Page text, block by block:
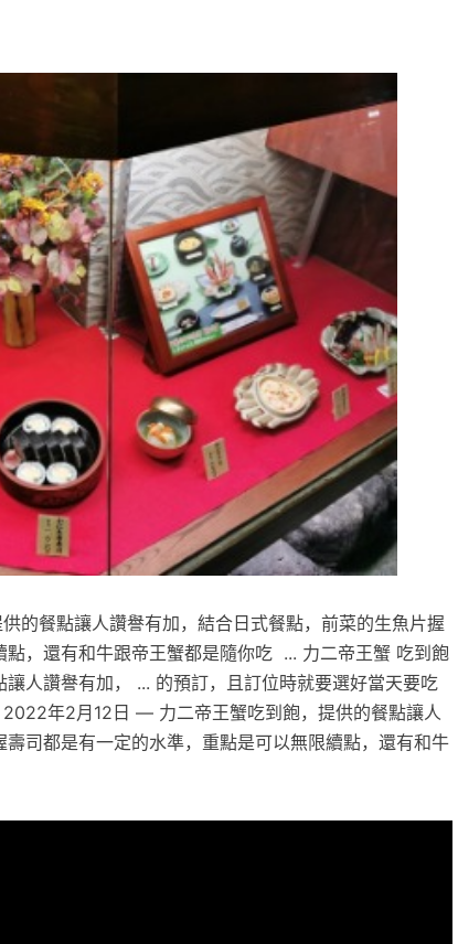
的餐點讓人讚譽有加，結合日式餐點，前菜的生魚片握
，還有和牛跟帝王蟹都是隨你吃 ... 力二帝王蟹 吃到飽
人讚譽有加， ... 的預訂，且訂位時就要選好當天要吃
年2月12日 — 力二帝王蟹吃到飽，提供的餐點讓人
司都是有一定的水準，重點是可以無限續點，還有和牛